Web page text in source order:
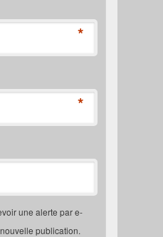
*
*
une alerte par e-
publication.